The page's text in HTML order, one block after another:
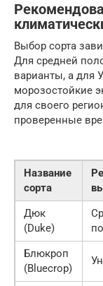
Выбор сорта
Для средней
варианты, а для
морозостойкие
для своего
проверенные
Название
сорта
Дюк
(Duke)
Блюкроп
(Bluecrop)